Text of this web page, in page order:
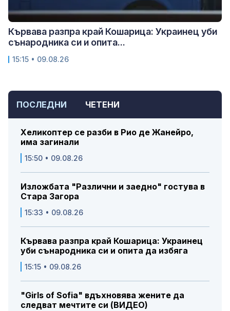
ПОСЛЕДНИ ЧЕТЕНИ
Хеликоптер се разби в Рио де Жанейро,
има загинали
15:50 • 09.08.26
Изложбата "Различни и заедно" гостува в
Стара Загора
15:33 • 09.08.26
Кървава разпра край Кошарица: Украинец
уби сънародника си и опита да избяга
15:15 • 09.08.26
"Girls of Sofia" вдъхновява жените да
следват мечтите си (ВИДЕО)
Кървава разпра край Кошарица: Украинец уби
сънародника си и опита...
15:15 • 09.08.26